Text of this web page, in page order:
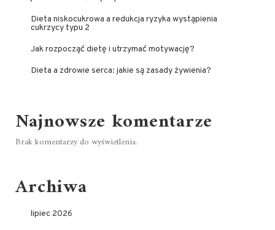
Dieta niskocukrowa a redukcja ryzyka wystąpienia
cukrzycy typu 2
Jak rozpocząć dietę i utrzymać motywację?
Dieta a zdrowie serca: jakie są zasady żywienia?
Najnowsze komentarze
Brak komentarzy do wyświetlenia.
Archiwa
lipiec 2026